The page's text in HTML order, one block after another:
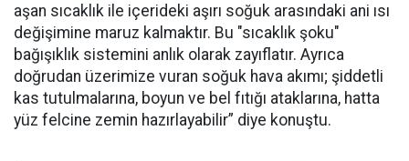
aşan sıcaklık ile içerideki aşırı soğuk arasındaki ani ısı
değişimine maruz kalmaktır. Bu "sıcaklık şoku"
bağışıklık sistemini anlık olarak zayıflatır. Ayrıca
doğrudan üzerimize vuran soğuk hava akımı; şiddetli
kas tutulmalarına, boyun ve bel fıtığı ataklarına, hatta
yüz felcine zemin hazırlayabilir” diye konuştu.